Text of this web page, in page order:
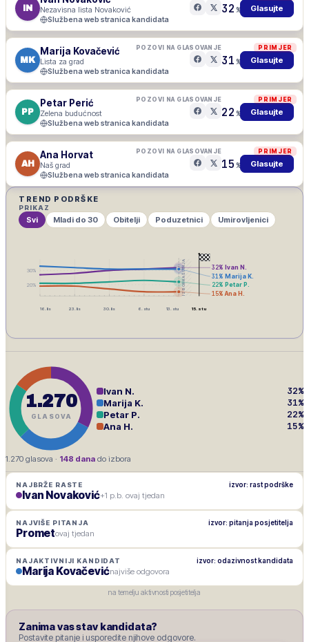
IN Nezavisna lista Novaković
Službena web stranica kandidata
32 % Glasujte
PRIMJER
MK
Marija Kovačević
Lista za grad
POZOVI NA GLASOVANJE
Službena web stranica kandidata
31 % Glasujte
PRIMJER
PP
Petar Perić
Zelena budućnost
POZOVI NA GLASOVANJE
Službena web stranica kandidata
22 % Glasujte
PRIMJER
AH
Ana Horvat
Naš grad
POZOVI NA GLASOVANJE
Službena web stranica kandidata
15 % Glasujte
TREND PODRŠKE
PRIKAZ
Svi Mladi do 30 Obitelji Poduzetnici Umirovljenici
IZBORNA ŠUTNJA
20%
30% 32% Ivan N.
31% Marija K.
22% Petar P.
15% Ana H.
16. lis 23. lis 30. lis 6. stu 13. stu 15. stu
1.270
GLASOVA
Ivan N. 32%
Marija K. 31%
Petar P. 22%
Ana H. 15%
1.270 glasova · 148 dana do izbora
NAJBRŽE RASTE izvor: rast podrške
Ivan Novaković+1 p.b. ovaj tjedan
NAJVIŠE PITANJA izvor: pitanja posjetitelja
Prometovaj tjedan
NAJAKTIVNIJI KANDIDAT izvor: odazivnost kandidata
Marija Kovačevićnajviše odgovora
na temelju aktivnosti posjetitelja
Zanima vas stav kandidata?
Postavite pitanje i usporedite njihove odgovore.